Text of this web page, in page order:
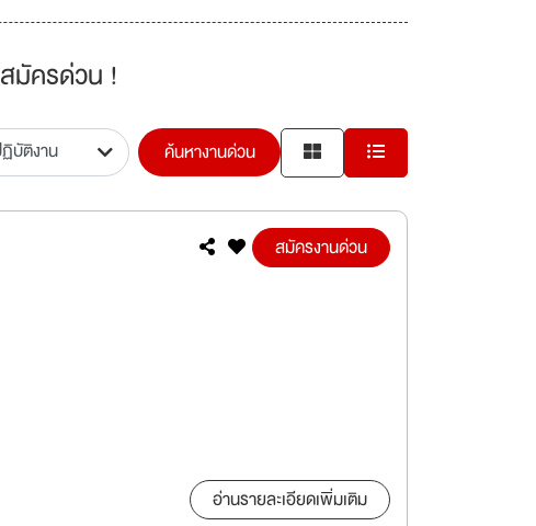
มัครด่วน !
ค้นหางานด่วน
สมัครงานด่วน
อ่านรายละเอียดเพิ่มเติม